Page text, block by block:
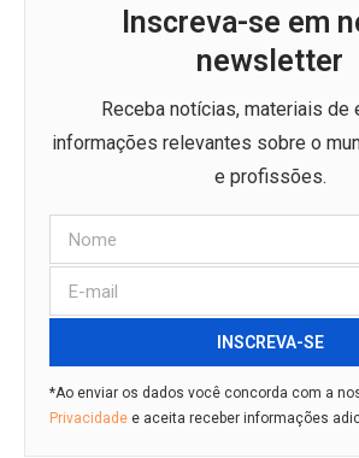
Inscreva-se em
newsletter
Receba notícias, materiais de
informações relevantes sobre o
e profissões.
INSCREVA-SE
*Ao enviar os dados você concorda com a
Privacidade e aceita receber informações